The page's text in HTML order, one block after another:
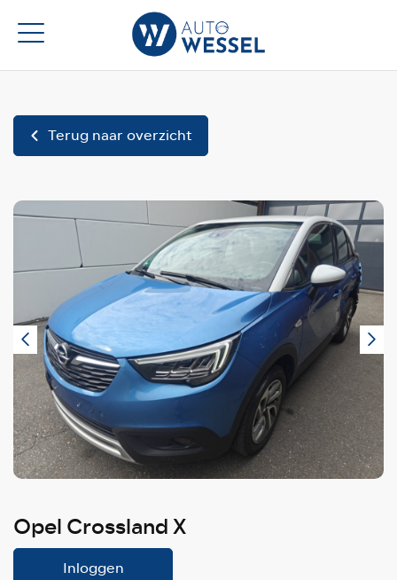
Terug naar overzicht
Opel Crossland X
Inloggen